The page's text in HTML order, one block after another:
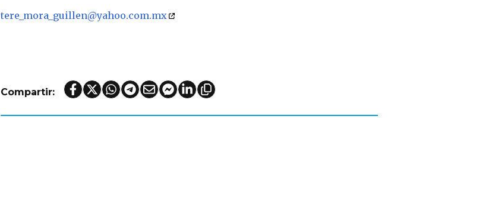
tere_mora_guillen@yahoo.com.mx
Compartir: